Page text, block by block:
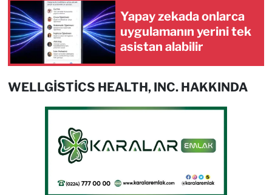
Yapay zekada onlarca
uygulamanın yerini tek
asistan alabilir
WELLGİSTİCS HEALTH, INC. HAKKINDA